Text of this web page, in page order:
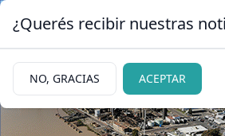
¿Querés recibir nuestras
NO, GRACIAS ACEPTAR